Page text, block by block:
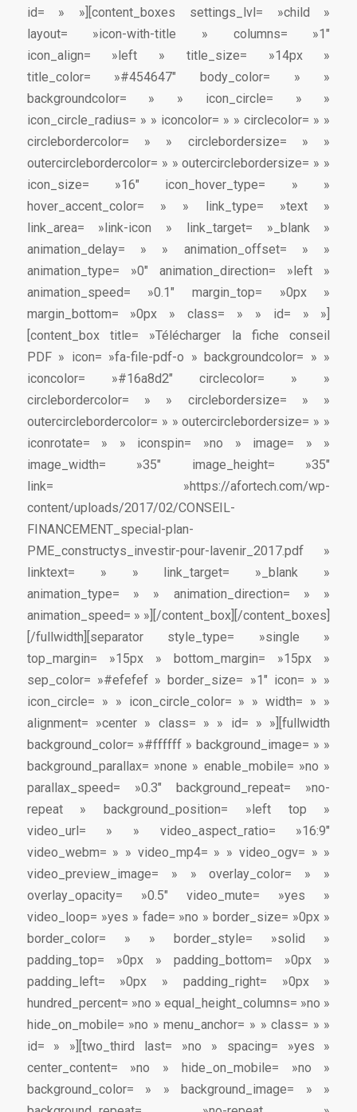
id= » »][content_boxes settings_lvl= »child »
layout= »icon-with-title » columns= »1″
icon_align= »left » title_size= »14px »
title_color= »#454647″ body_color= » »
backgroundcolor= » » icon_circle= » »
icon_circle_radius= » » iconcolor= » » circlecolor= » »
circlebordercolor= » » circlebordersize= » »
outercirclebordercolor= » » outercirclebordersize= » »
icon_size= »16″ icon_hover_type= » »
hover_accent_color= » » link_type= »text »
link_area= »link-icon » link_target= »_blank »
animation_delay= » » animation_offset= » »
animation_type= »0″ animation_direction= »left »
animation_speed= »0.1″ margin_top= »0px »
margin_bottom= »0px » class= » » id= » »]
[content_box title= »Télécharger la fiche conseil
PDF » icon= »fa-file-pdf-o » backgroundcolor= » »
iconcolor= »#16a8d2″ circlecolor= » »
circlebordercolor= » » circlebordersize= » »
outercirclebordercolor= » » outercirclebordersize= » »
iconrotate= » » iconspin= »no » image= » »
image_width= »35″ image_height= »35″
link= »https://afortech.com/wp-
content/uploads/2017/02/CONSEIL-
FINANCEMENT_special-plan-
PME_constructys_investir-pour-lavenir_2017.pdf »
linktext= » » link_target= »_blank »
animation_type= » » animation_direction= » »
animation_speed= » »][/content_box][/content_boxes]
[/fullwidth][separator style_type= »single »
top_margin= »15px » bottom_margin= »15px »
sep_color= »#efefef » border_size= »1″ icon= » »
icon_circle= » » icon_circle_color= » » width= » »
alignment= »center » class= » » id= » »][fullwidth
background_color= »#ffffff » background_image= » »
background_parallax= »none » enable_mobile= »no »
parallax_speed= »0.3″ background_repeat= »no-
repeat » background_position= »left top »
video_url= » » video_aspect_ratio= »16:9″
video_webm= » » video_mp4= » » video_ogv= » »
video_preview_image= » » overlay_color= » »
overlay_opacity= »0.5″ video_mute= »yes »
video_loop= »yes » fade= »no » border_size= »0px »
border_color= » » border_style= »solid »
padding_top= »0px » padding_bottom= »0px »
padding_left= »0px » padding_right= »0px »
hundred_percent= »no » equal_height_columns= »no »
hide_on_mobile= »no » menu_anchor= » » class= » »
id= » »][two_third last= »no » spacing= »yes »
center_content= »no » hide_on_mobile= »no »
background_color= » » background_image= » »